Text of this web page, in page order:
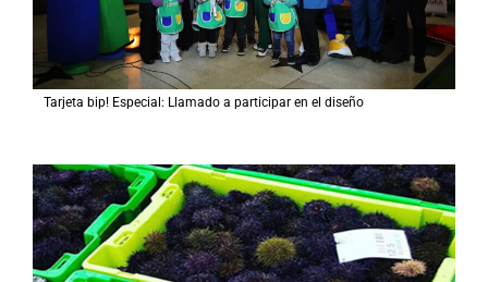
Tarjeta bip! Especial: Llamado a participar en el diseño